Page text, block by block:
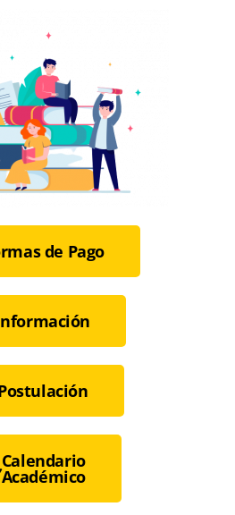
de Pago
Calendario
Académico